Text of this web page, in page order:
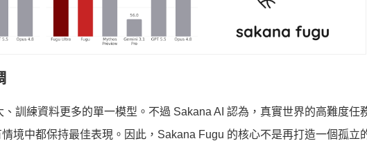
訓練資料更多的單一模型。不過 Sakana AI 認為，真實世界的高難度任
境中都保持最佳表現。因此，Sakana Fugu 的核心不是再打造一個孤立